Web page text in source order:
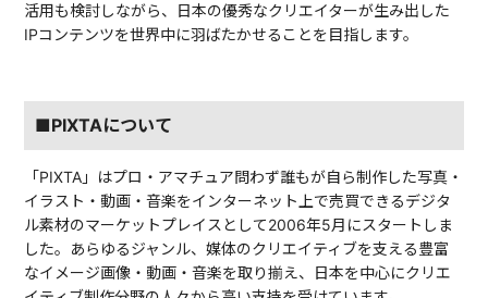
活用も検討しながら、日本の優秀なクリエイターが生み出した
IPコンテンツを世界中に羽ばたかせることを目指します。
■PIXTAについて
「PIXTA」はプロ・アマチュア問わず誰もが自ら制作した写真・
イラスト・動画・音楽をインターネット上で売買できるデジタ
ル素材のマーケットプレイスとして2006年5月にスタートしま
した。あらゆるジャンル、媒体のクリエイティブを支える豊富
なイメージ画像・動画・音楽を取り揃え、日本を中心にクリエ